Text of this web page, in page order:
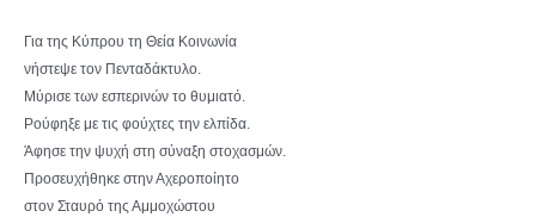
Για της Κύπρου τη Θεία Κοινωνία
νήστεψε τον Πενταδάκτυλο.
Μύρισε των εσπερινών το θυμιατό.
Ρούφηξε με τις φούχτες την ελπίδα.
Άφησε την ψυχή στη σύναξη στοχασμών.
Προσευχήθηκε στην Αχεροποίητο
στον Σταυρό της Αμμοχώστου